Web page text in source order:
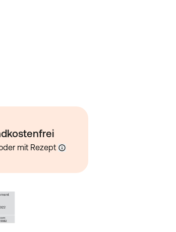
mit Rezept